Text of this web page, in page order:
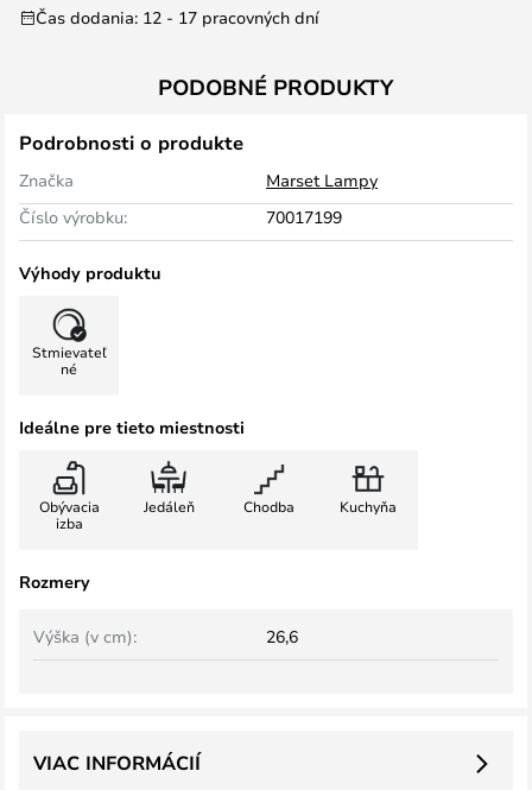
Čas dodania: 12 - 17 pracovných dní
PODOBNÉ PRODUKTY
Podrobnosti o produkte
Značka
Marset Lampy
Číslo výrobku:
70017199
Výhody produktu
Stmievateľ
né
Ideálne pre tieto miestnosti
Obývacia
izba
Jedáleň Chodba Kuchyňa
Rozmery
Výška (v cm): 26,6
VIAC INFORMÁCIÍ